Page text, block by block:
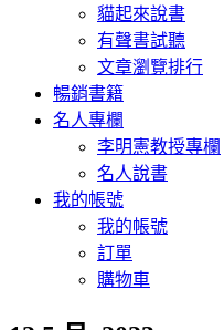
貓起來說書
有聲書試聽
文章瀏覽排行
暢銷書籍
名人專欄
李明憲教授專欄
名人說書
我的帳號
我的帳號
訂單
購物車